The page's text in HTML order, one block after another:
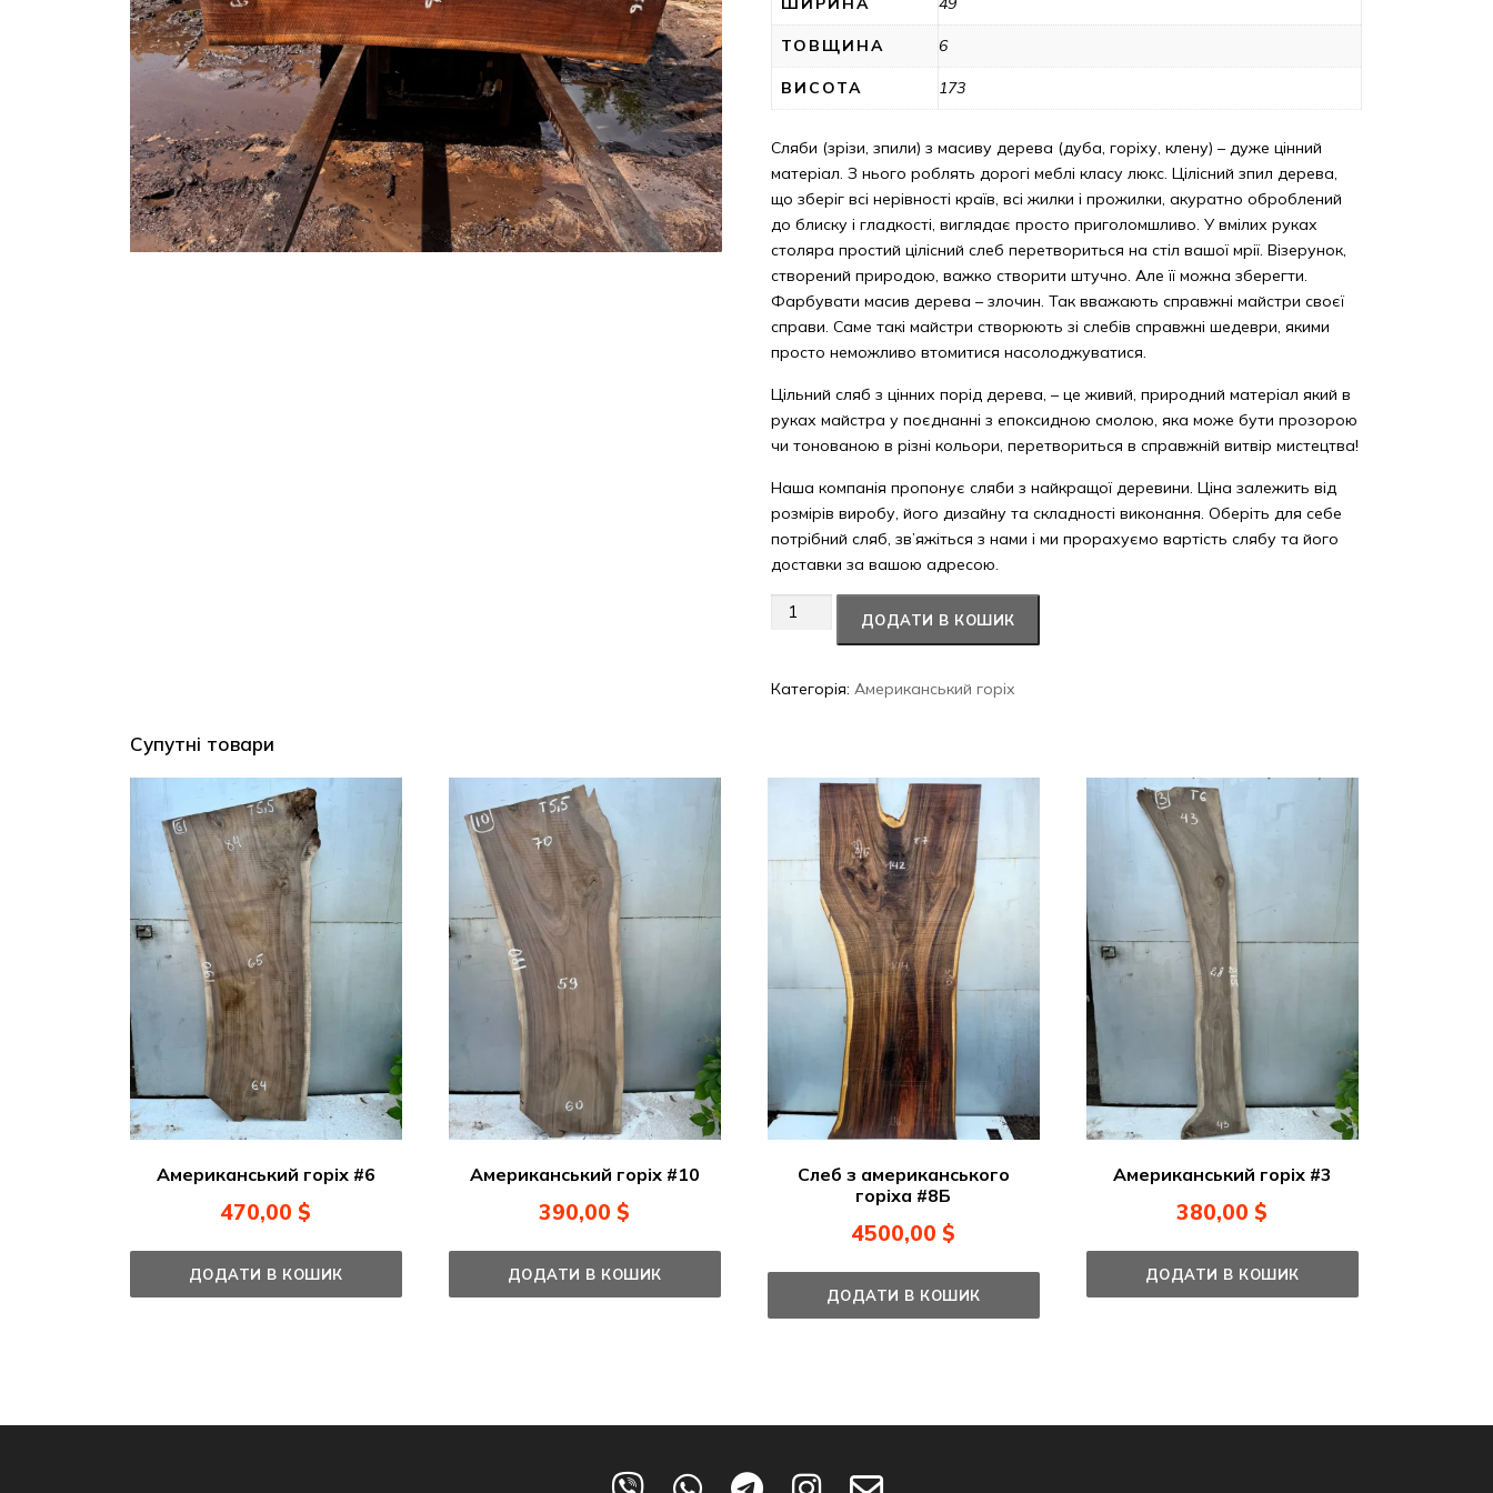
ТОВЩИНА 6
ВИСОТА 173
Сляби (зрізи, зпили) з масиву дерева (дуба, горіху, клену) – дуже цінний
матеріал. З нього роблять дорогі меблі класу люкс. Цілісний зпил дерева,
що зберіг всі нерівності країв, всі жилки і прожилки, акуратно оброблений
до блиску і гладкості, виглядає просто приголомшливо. У вмілих руках
столяра простий цілісний слеб перетвориться на стіл вашої мрії. Візерунок,
створений природою, важко створити штучно. Але її можна зберегти.
Фарбувати масив дерева – злочин. Так вважають справжні майстри своєї
справи. Саме такі майстри створюють зі слебів справжні шедеври, якими
просто неможливо втомитися насолоджуватися.
Цільний сляб з цінних порід дерева, – це живий, природний матеріал який в
руках майстра у поєднанні з епоксидною смолою, яка може бути прозорою
чи тонованою в різні кольори, перетвориться в справжній витвір мистецтва!
Наша компанія пропонує сляби з найкращої деревини. Ціна залежить від
розмірів виробу, його дизайну та складності виконання. Оберіть для себе
потрібний сляб, зв’яжіться з нами і ми прорахуємо вартість слябу та його
доставки за вашою адресою.
Американський
кількість
ДОДАТИ В КОШИК
Категорія:Американський горіх
Супутні товари
Американський горіх #6
470,00$
ДОДАТИ В КОШИК
Американський горіх #10
390,00$
ДОДАТИ В КОШИК
Слеб з американського
горіха #8Б
4500,00$
ДОДАТИ В КОШИК
Американський горіх #3
380,00$
ДОДАТИ В КОШИК